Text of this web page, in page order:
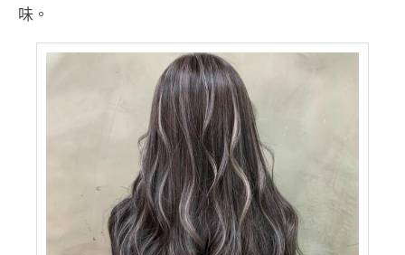
味。